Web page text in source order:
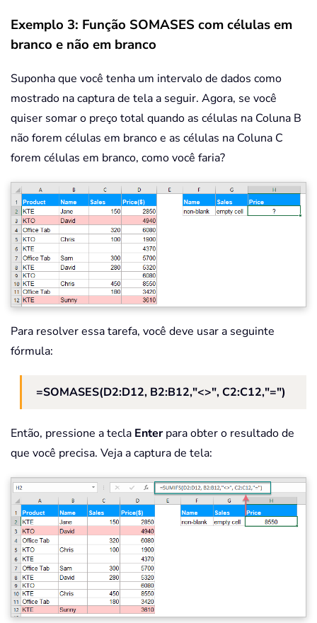
Exemplo 3: Função SOMASES com células em
branco e não em branco
Suponha que você tenha um intervalo de dados como
mostrado na captura de tela a seguir. Agora, se você
quiser somar o preço total quando as células na Coluna B
não forem células em branco e as células na Coluna C
forem células em branco, como você faria?
Para resolver essa tarefa, você deve usar a seguinte
fórmula:
=SOMASES(D2:D12, B2:B12,"<>", C2:C12,"=")
Então, pressione a tecla Enterpara obter o resultado de
que você precisa. Veja a captura de tela: